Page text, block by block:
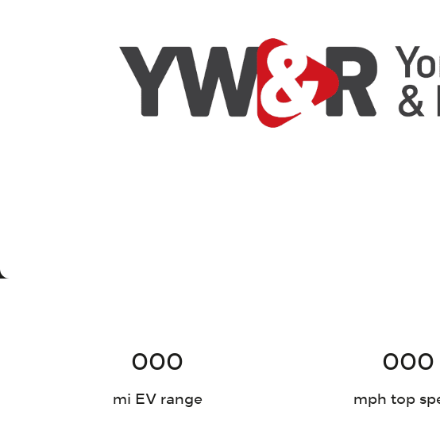
000
mi EV range
000
mph top